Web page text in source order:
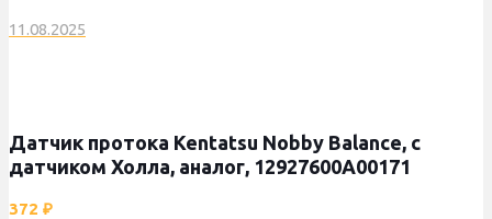
11.08.2025
Датчик протока Kentatsu Nobby Balance, с
датчиком Холла, аналог, 12927600A00171
372 ₽